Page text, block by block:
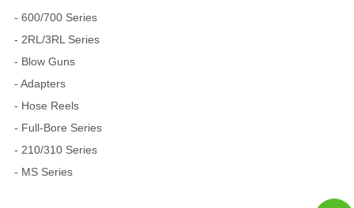
- 600/700 Series
- 2RL/3RL Series
- Blow Guns
- Adapters
- Hose Reels
- Full-Bore Series
- 210/310 Series
- MS Series